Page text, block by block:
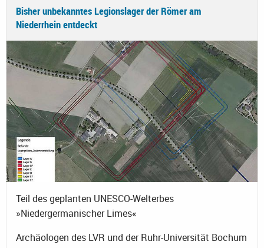
Bisher unbekanntes Legionslager der Römer am
Niederrhein entdeckt
Teil des geplanten UNESCO-Welterbes
»Niedergermanischer Limes«
Archäologen des LVR und der Ruhr-Universität Bochum